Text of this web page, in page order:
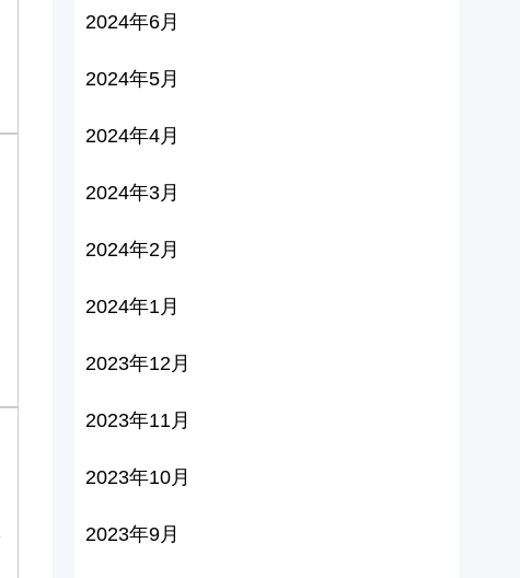
2024年6月
2024年5月
2024年4月
2024年3月
2024年2月
2024年1月
2023年12月
2023年11月
2023年10月
2023年9月